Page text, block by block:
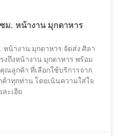
ม. หน้างาน มุกดาหาร
หน้างาน มุกดาหาร จัดส่ง ศิลา
งถึงหน้างาน มุกดาหาร พร้อม
ลูกค้า ที่เลือกใช้บริการจาก
ค้าทุกท่าน โดยเน้นความใส่ใจ
ะเอีย